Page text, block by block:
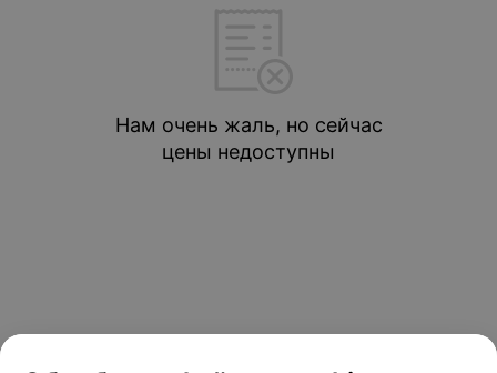
Нам очень жаль, но сейчас
цены недоступны